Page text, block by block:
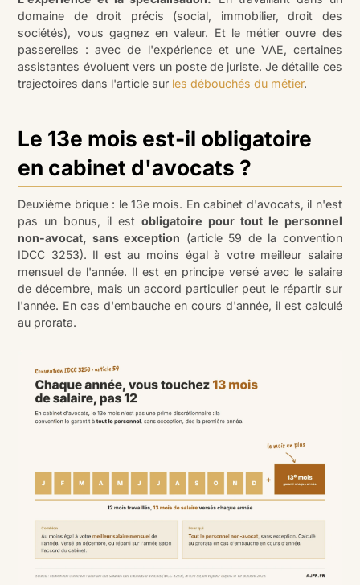
domaine de droit précis (social, immobilier, droit des
sociétés), vous gagnez en valeur. Et le métier ouvre des
passerelles : avec de l'expérience et une VAE, certaines
assistantes évoluent vers un poste de juriste. Je détaille ces
trajectoires dans l'article sur les débouchés du métier.
Le 13e mois est-il obligatoire
en cabinet d'avocats ?
Deuxième brique : le 13e mois. En cabinet d'avocats, il n'est
pas un bonus, il est obligatoire pour tout le personnel
non-avocat, sans exception (article 59 de la convention
IDCC 3253). Il est au moins égal à votre meilleur salaire
mensuel de l'année. Il est en principe versé avec le salaire
de décembre, mais un accord particulier peut le répartir sur
l'année. En cas d'embauche en cours d'année, il est calculé
au prorata.